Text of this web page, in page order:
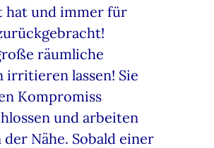
hat und immer für
räumliche
irritieren lassen! Sie
Kompromiss
und arbeiten
Nähe. Sobald einer